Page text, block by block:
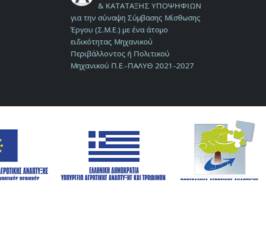
& ΚΑΤΑΤΑΞΗΣ ΥΠΟΨΗΦΙΩΝ
για την σύναψη Σύμβασης Μίσθωσης
Έργου (Σ.Μ.Ε.) με ένα άτομο
ειδικότητας Μηχανικού
Περιβάλλοντος ή Πολιτικού
Μηχανικού Π.Ε.-ΠΑΛΥΘ 2021-2027